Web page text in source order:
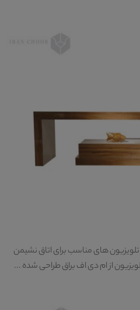
های مناسب برای اتاق نشیمن
از ام دی اف براق طراحی شده ...